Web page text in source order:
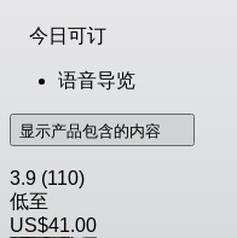
今日可订
语音导览
显示产品包含的内容
3.9 (110)
低至
US$41.00